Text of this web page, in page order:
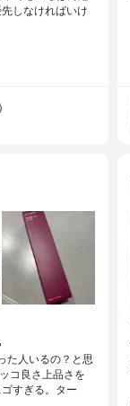
しなければいけ
た人いるの？と思
コ良さ上品さを
すぎる。ター